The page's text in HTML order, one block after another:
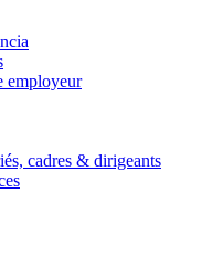
employeur
cadres & dirigeants